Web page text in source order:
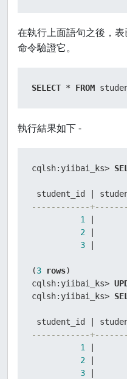
在執行上面語句之後，表
命令驗證它。
SELECT * FROM
執行結果如下 -
cqlsh:yiibai_ks>
student_id
------------
1
2
3
(3 rows)
cqlsh:yiibai_ks>
cqlsh:yiibai_ks>
student_id
------------
1
2
3